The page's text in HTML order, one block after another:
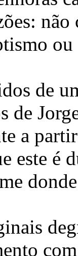
de
de
a
este é